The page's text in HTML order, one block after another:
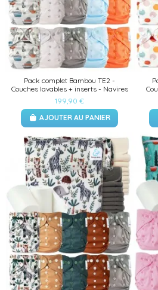
Pack complet Bambou TE2 -
Couches lavables + inserts - Navires
199,90 €
AJOUTER AU PANIER